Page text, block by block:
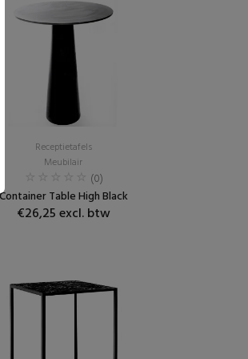
Receptietafels
Meubilair
(0)
Table High Black
€26,25 excl. btw